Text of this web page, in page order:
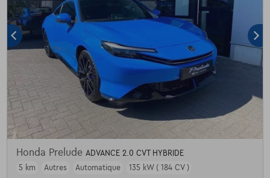
Honda Prelude ADVANCE 2.0 CVT HYBRIDE
5 km
Autres Automatique 135 kW ( 184 CV )